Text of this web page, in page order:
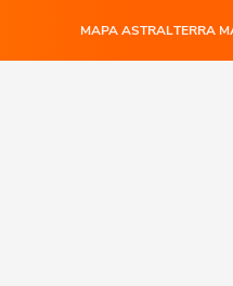
MAPA ASTRALTERRA